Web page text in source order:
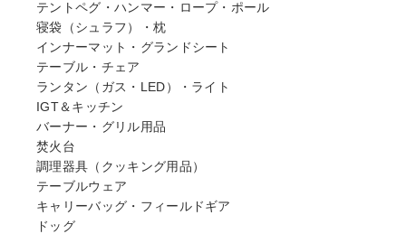
テントペグ・ハンマー・ロープ・ポール
寝袋（シュラフ）・枕
インナーマット・グランドシート
テーブル・チェア
ランタン（ガス・LED）・ライト
IGT＆キッチン
バーナー・グリル用品
焚火台
調理器具（クッキング用品）
テーブルウェア
キャリーバッグ・フィールドギア
ドッグ